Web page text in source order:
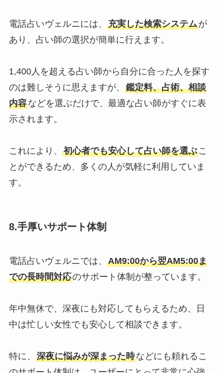
電話占いヴェルニには、 充実した検索システムが
あり、占い師の選択が簡単に行えます。
1,400人を超える占い師から自分に合った人を探す
のは難しそうに思えますが、 鑑定料、占術、相談
内容などを選ぶだけで、最適な占い師がすぐに表
示されます。
これにより、 初心者でも安心して占い師を選ぶこ
とができるため、多くの人が気軽に利用していま
す。
8.手厚いサポート体制
電話占いヴェルニでは、 AM9:00から翌AM5:00ま
での長時間対応のサポート体制が整っています。
年中無休で、深夜にも対応してもらえるため、日
中は忙しい女性でも安心して相談できます。
特に、 深夜に悩みが深まった時などにも頼れるこ